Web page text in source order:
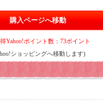
購入ページへ移動
Yahoo!ポイント数：73ポイント
ショッピングへ移動します)